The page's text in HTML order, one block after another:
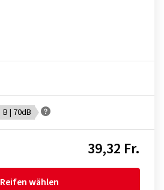
B | 70dB
39,32 Fr.
Reifen wählen